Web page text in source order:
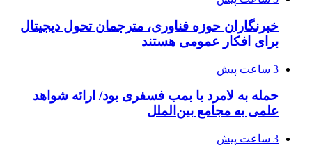
خبرنگاران حوزه فناوری، مترجمان تحول دیجیتال
برای افکار عمومی هستند
3 ساعت پیش
حمله به لامرد با بمب فسفری بود/ ارائه شواهد
علمی به مجامع بین‌الملل
3 ساعت پیش